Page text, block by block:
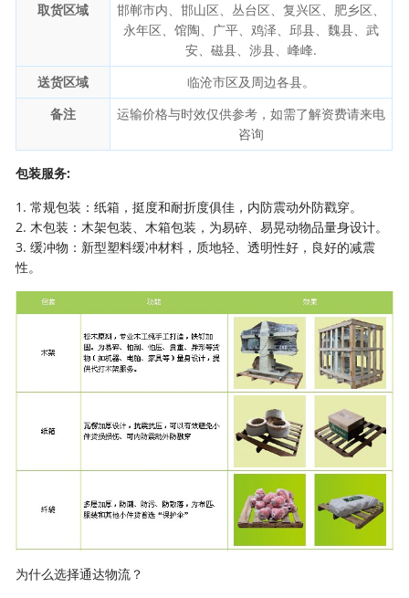
取货区域
邯郸市内、邯山区、丛台区、复兴区、肥乡区、
永年区、馆陶、广平、鸡泽、邱县、魏县、武
安、磁县、涉县、峰峰.
送货区域
临沧市区及周边各县。
备注
运输价格与时效仅供参考，如需了解资费请来电
咨询
包装服务:
1. 常规包装：纸箱，挺度和耐折度俱佳，内防震动外防戳穿。
2. 木包装：木架包装、木箱包装，为易碎、易晃动物品量身设计。
3. 缓冲物：新型塑料缓冲材料，质地轻、透明性好，良好的减震
性。
为什么选择通达物流？